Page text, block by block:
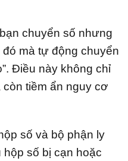
chuyển số nhưng
mà tự động chuyển
Điều này không chỉ
tiềm ẩn nguy cơ
số và bộ phận ly
hộp số bị cạn hoặc